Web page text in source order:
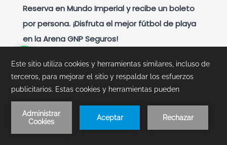
Reserva en Mundo Imperial y recibe un boleto
por persona. ¡Disfruta el mejor fútbol de playa
en la Arena GNP Seguros!
Leer Artículo